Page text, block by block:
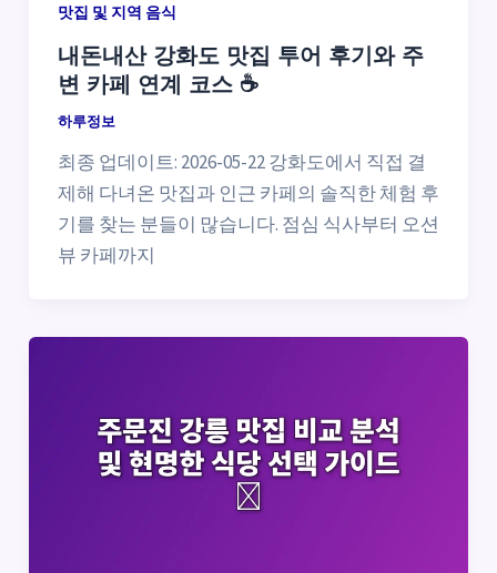
맛집 및 지역 음식
내돈내산 강화도 맛집 투어 후기와 주
변 카페 연계 코스 ☕
하루정보
최종 업데이트: 2026-05-22 강화도에서 직접 결
제해 다녀온 맛집과 인근 카페의 솔직한 체험 후
기를 찾는 분들이 많습니다. 점심 식사부터 오션
뷰 카페까지